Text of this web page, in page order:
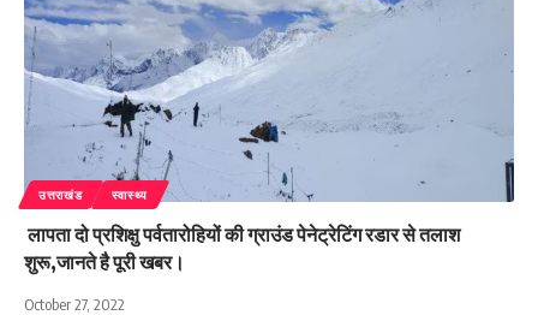
उत्तराखंड स्वास्थ्य
लापता दो प्रशिक्षु पर्वतारोहियों की ग्राउंड पेनेट्रेटिंग रडार से तलाश
शुरू,जानते है पूरी खबर।
October 27, 2022